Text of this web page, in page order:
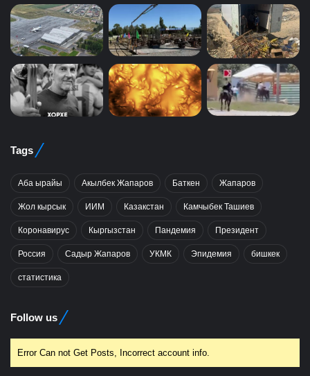
Tags
Аба ырайы Акылбек Жапаров Баткен Жапаров
Жол кырсык ИИМ Казакстан Камчыбек Ташиев
Коронавирус Кыргызстан Пандемия Президент
Россия Садыр Жапаров УКМК Эпидемия бишкек
статистика
Follow us
Error Can not Get Posts, Incorrect account info.